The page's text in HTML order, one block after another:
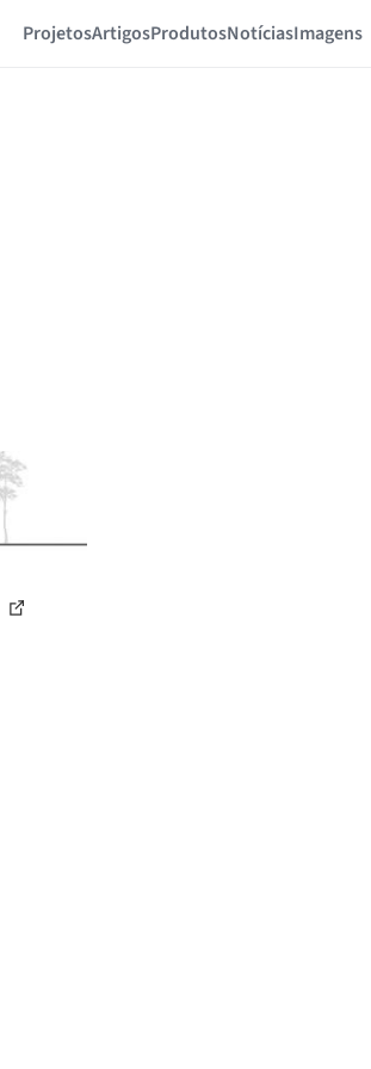
ProjetosArtigosProdutosNotíciasImagens